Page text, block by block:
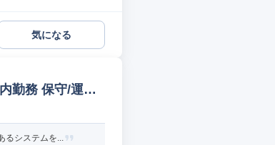
気になる
勤務 保守/運用/
るシステムを...